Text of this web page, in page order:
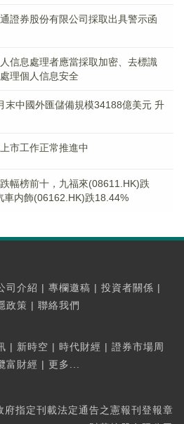
證券股份有限公司採取出具警示函
信息處理者應當採取加密、去標識
理個人信息安全
末中國外匯儲備規模34188億美元 升
市工作正常推進中
跌幅榜前十，九福來(08611.HK)跌
車内飾(06162.HK)跌18.44%
司介紹 | 專欄邀稿 | 投資者關係 |
政策 | 聯絡我們
| 新時空 | 時代財經 | 證券市場周
富財經 | 更多...
府指定刊載法定通告之憲報刊登報章